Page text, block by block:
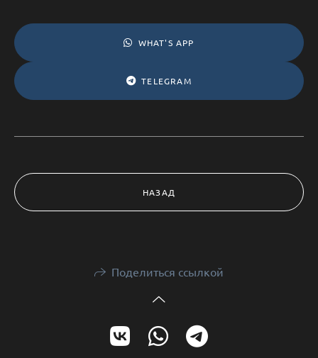
WHAT'S APP
TELEGRAM
НАЗАД
Поделиться ссылкой